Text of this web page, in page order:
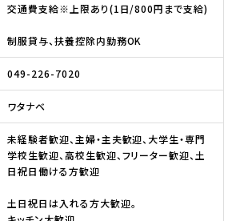
交通費支給※上限あり(1日/800円まで支給)
制服貸与、扶養控除内勤務OK
049-226-7020
ワタナベ
未経験者歓迎、主婦・主夫歓迎、大学生・専門
学校生歓迎、高校生歓迎、フリーター歓迎、土
日祝日働ける方歓迎
土日祝日は入れる方大歓迎。